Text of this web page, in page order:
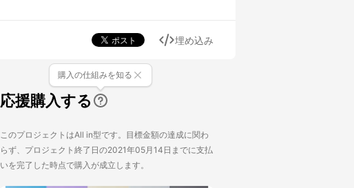
埋め込み
応援購入する
購入の仕組みを知る
このプロジェクトはAll in型です。目標金額の達成に関わ
らず、プロジェクト終了日の2021年05月14日までに支払
いを完了した時点で購入が成立します。